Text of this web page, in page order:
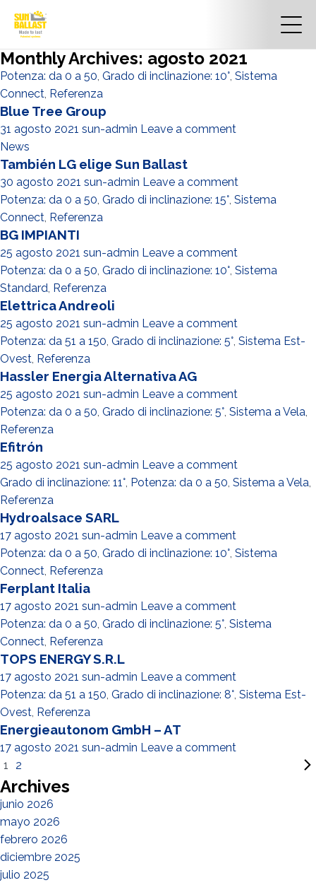
Monthly Archives: agosto 2021
Potenza: da 0 a 50, Grado di inclinazione: 10°, Sistema
Connect, Referenza
Blue Tree Group
31 agosto 2021 sun-admin Leave a comment
News
También LG elige Sun Ballast
30 agosto 2021 sun-admin Leave a comment
Potenza: da 0 a 50, Grado di inclinazione: 15°, Sistema
Connect, Referenza
BG IMPIANTI
25 agosto 2021 sun-admin Leave a comment
Potenza: da 0 a 50, Grado di inclinazione: 10°, Sistema
Standard, Referenza
Elettrica Andreoli
25 agosto 2021 sun-admin Leave a comment
Potenza: da 51 a 150, Grado di inclinazione: 5°, Sistema Est-
Ovest, Referenza
Hassler Energia Alternativa AG
25 agosto 2021 sun-admin Leave a comment
Potenza: da 0 a 50, Grado di inclinazione: 5°, Sistema a Vela,
Referenza
Efitrón
25 agosto 2021 sun-admin Leave a comment
Grado di inclinazione: 11°, Potenza: da 0 a 50, Sistema a Vela,
Referenza
Hydroalsace SARL
17 agosto 2021 sun-admin Leave a comment
Potenza: da 0 a 50, Grado di inclinazione: 10°, Sistema
Connect, Referenza
Ferplant Italia
17 agosto 2021 sun-admin Leave a comment
Potenza: da 0 a 50, Grado di inclinazione: 5°, Sistema
Connect, Referenza
TOPS ENERGY S.R.L
17 agosto 2021 sun-admin Leave a comment
Potenza: da 51 a 150, Grado di inclinazione: 8°, Sistema Est-
Ovest, Referenza
Energieautonom GmbH – AT
17 agosto 2021 sun-admin Leave a comment
1
2
Archives
junio 2026
mayo 2026
febrero 2026
diciembre 2025
julio 2025